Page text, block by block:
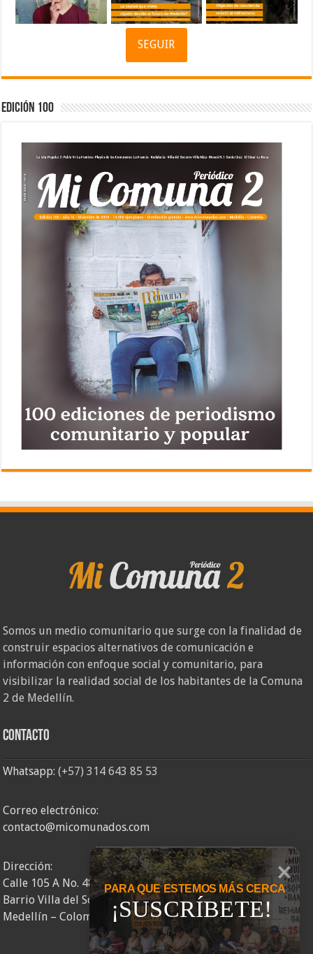
SEGUIR
Edición 100
Somos un medio comunitario que surge con la finalidad de
construir espacios alternativos de comunicación e
información con enfoque social y comunitario, para
visibilizar la realidad social de los habitantes de la Comuna
2 de Medellín.
Contacto
Whatsapp:(+57) 314 643 85 53
Correo electrónico:
contacto@micomunados.com
Dirección:
Calle 105 A No. 48AA – 58
Barrio Villa del Socorro
Medellín – Colombia
PARA QUE ESTEMOS MÁS CERCA
¡SUSCRÍBETE!